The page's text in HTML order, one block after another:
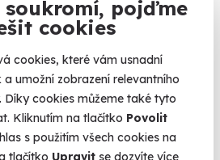
soukromí, pojďme
cookies
cookies, které vám usnadní
umožní zobrazení relevantního
Díky cookies můžeme také tyto
Kliknutím na tlačítko Povolit
s použitím všech cookies na
tlačítko Upravit se dozvíte více